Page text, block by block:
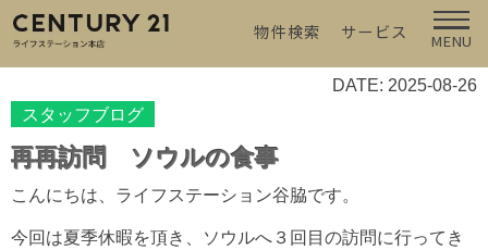
物件検索 サービス MENU
DATE: 2025-08-26
スタッフブログ
再再訪問 ソウルの食事
こんにちは、ライフステーション谷脇です。
今回は夏季休暇を頂き、ソウルへ３回目の訪問に行ってき